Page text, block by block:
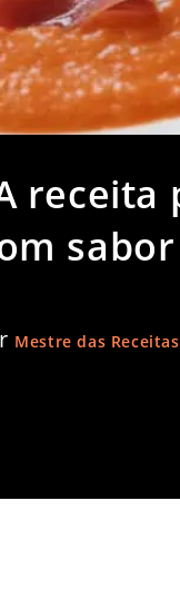
Mestre das Receitas